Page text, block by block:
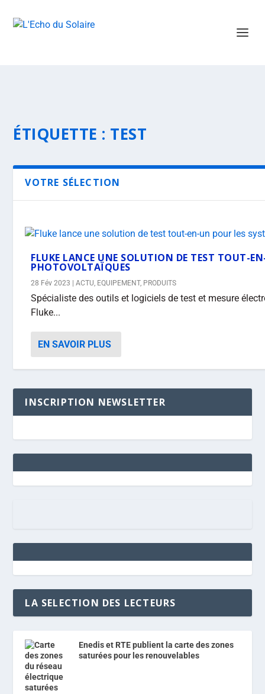
ÉTIQUETTE : TEST
VOTRE SÉLECTION
FLUKE LANCE UNE SOLUTION DE TEST TOUT-
PHOTOVOLTAÏQUES
28 Fév 2023 |ACTU, EQUIPEMENT, PRODUITS
Spécialiste des outils et logiciels de test et mesure
Fluke...
EN SAVOIR PLUS
INSCRIPTION NEWSLETTER
LA SELECTION DES LECTEURS
Enedis et RTE publient la carte des zones
saturées pour les renouvelables